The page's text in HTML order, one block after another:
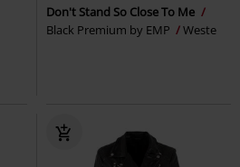
Don't Stand So Close To Me
Black Premium by EMP
Weste